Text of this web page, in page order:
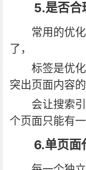
5.是否合
常用的优
了，
标签是优
突出页面内容
会让搜索
个页面只能有
6.单页面